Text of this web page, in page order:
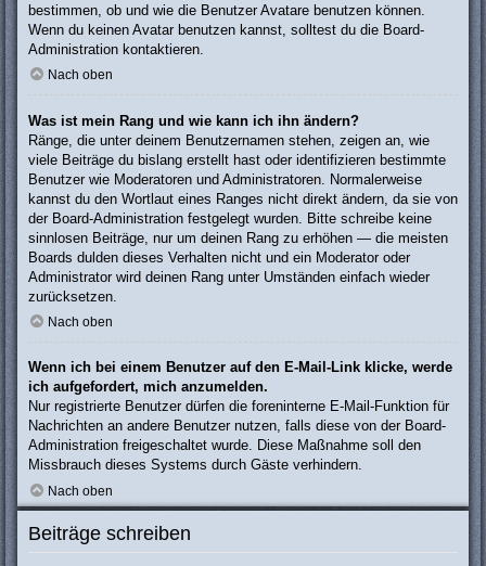
bestimmen, ob und wie die Benutzer Avatare benutzen können.
Wenn du keinen Avatar benutzen kannst, solltest du die Board-
Administration kontaktieren.
Nach oben
Was ist mein Rang und wie kann ich ihn ändern?
Ränge, die unter deinem Benutzernamen stehen, zeigen an, wie
viele Beiträge du bislang erstellt hast oder identifizieren bestimmte
Benutzer wie Moderatoren und Administratoren. Normalerweise
kannst du den Wortlaut eines Ranges nicht direkt ändern, da sie von
der Board-Administration festgelegt wurden. Bitte schreibe keine
sinnlosen Beiträge, nur um deinen Rang zu erhöhen — die meisten
Boards dulden dieses Verhalten nicht und ein Moderator oder
Administrator wird deinen Rang unter Umständen einfach wieder
zurücksetzen.
Nach oben
Wenn ich bei einem Benutzer auf den E-Mail-Link klicke, werde
ich aufgefordert, mich anzumelden.
Nur registrierte Benutzer dürfen die foreninterne E-Mail-Funktion für
Nachrichten an andere Benutzer nutzen, falls diese von der Board-
Administration freigeschaltet wurde. Diese Maßnahme soll den
Missbrauch dieses Systems durch Gäste verhindern.
Nach oben
Beiträge schreiben